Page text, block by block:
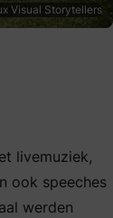
Visual Storytellers
livemuziek,
ook speeches
werden